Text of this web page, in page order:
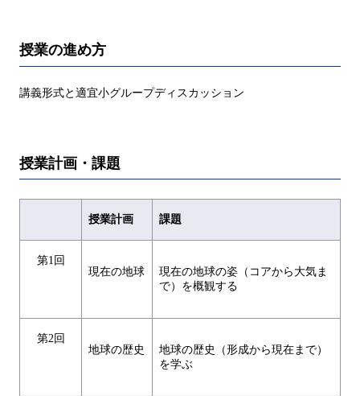
授業の進め方
講義形式と適宜小グループディスカッション
授業計画・課題
授業計画 課題
第1回
現在の地球
現在の地球の姿（コアから大気ま
で）を概観する
第2回
地球の歴史
地球の歴史（形成から現在まで）
を学ぶ